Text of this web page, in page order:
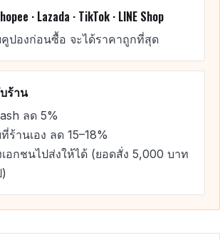
· Lazada · TikTok · LINE Shop
ปองก่อนซื้อ จะได้ราคาถูกที่สุด
ร้าน
ลด 5%
ร้านเอง ลด 15–18%
อกชนไปส่งให้ได้ (ยอดสั่ง 5,000 บาท